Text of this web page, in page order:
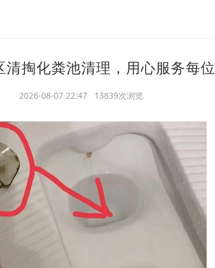
清掏化粪池清理，用心服务每
2026-08-07 22:47 13839次浏览